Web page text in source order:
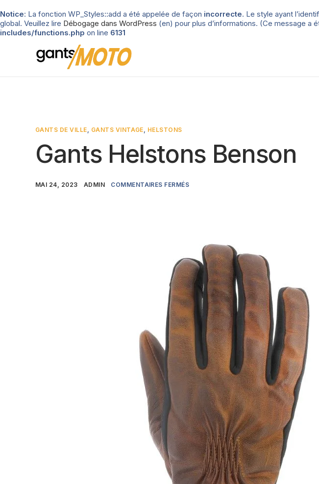
Notice: La fonction WP_Styles::add a été appelée de façon incorrecte. Le style ayant
global. Veuillez lire Débogage dans WordPress (en) pour plus d’informations. (Ce message a
includes/functions.php on line 6131
GANTS DE VILLE, GANTS VINTAGE, HELSTONS
Gants Helstons Benson
MAI 24, 2023 ADMIN COMMENTAIRES FERMÉS